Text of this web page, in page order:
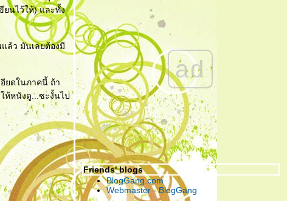
นไว้ให้) และทั้ง
ล้ว มันเลยต้องมี
ยดในภาคนี้ ถ้า
ห้หนังดู...ซะงั้นไป
"CHARICE"
เล็กแห่ง ‘เอเชีย’ ที่คู่ควรกับการ
เจียระไนโดย ‘อเมริกา’
"กวน มึน โฮ"... ความรัก อาจแพ้
บ้างอะไรบ้าง แต่ ความ ‘เห็นแก่
ตัว’ เอาชนะได้ทุกสิ่ง!
ดู{หนัง} วิธ มายเซลฟ์ : The Best of the Year
2010 กับ “10 หนังดี ..in My Home”
ดู{หนัง} วิธ มายเซลฟ์ : The Best of the Year
2010 กับ “5 หนังไม่สนุก ให้อยากลืม เป็นที่สุด”
"The Social Network" ... วันนี้ คุณรู้จัก
Facebook ดีพอแล้วหรือยัง?
"Harry Potter and the Deathly Hallows : Part
I" ... ฉันต้องเปิด เพื่อจะปิด!
"Due Date" ... รวมกันเราต้องอยู่ (กรุณา)อย่าทิ้ง
ตูเป็นอันขาด!!?
"RED" ... โตอย่างสมวัย แก่อย่างมีคุณภาพ และ
จงระห่ำอย่างไม่เหลืออะไรจะเสีย!
"อินทรีแดง" ... สมศักดิ์ศรีที่ได้กลับมา ..วีรบุรุษที่
หนังไทยต้องการ!
"ชั่วฟ้าดินสลาย" ... เมื่อคำ “รัก” มีค่าเท่าคำว่า
ad
Friends' blogs
BlogGang.com
Webmaster - BlogGang